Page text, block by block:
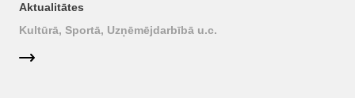
Aktualitātes
Kultūrā, Sportā, Uzņēmējdarbībā u.c.